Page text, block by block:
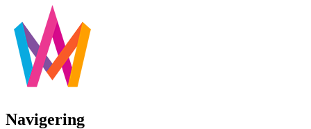
Navigering